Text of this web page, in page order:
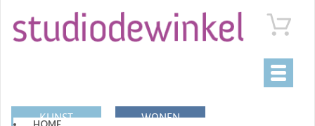
Toggle
KUNST WONEN